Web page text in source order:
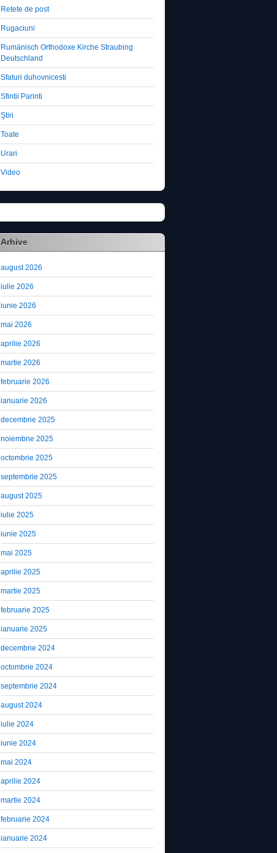
Retete de post
Rugaciuni
Rumänisch Orthodoxe Kirche Straubing
Deutschland
Sfaturi duhovnicesti
Sfintii Parinti
Ştiri
Toate
Urari
Video
Arhive
august 2026
iulie 2026
iunie 2026
mai 2026
aprilie 2026
martie 2026
februarie 2026
ianuarie 2026
decembrie 2025
noiembrie 2025
octombrie 2025
septembrie 2025
august 2025
iulie 2025
iunie 2025
mai 2025
aprilie 2025
martie 2025
februarie 2025
ianuarie 2025
decembrie 2024
octombrie 2024
septembrie 2024
august 2024
iulie 2024
iunie 2024
mai 2024
aprilie 2024
martie 2024
februarie 2024
ianuarie 2024